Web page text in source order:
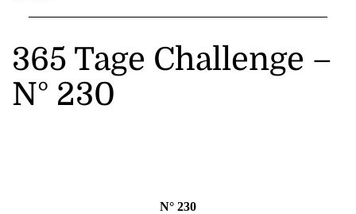
365 Tage Challenge –
N° 230
N° 230